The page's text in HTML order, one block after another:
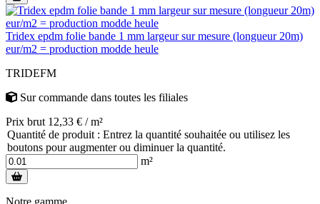
Tridex epdm folie bande 1 mm largeur sur mesure (longueur 20m)
eur/m2 = production modde heule
TRIDEFM
Sur commande dans toutes les filiales
Prix brut 12,33 € / m²
Quantité de produit : Entrez la quantité souhaitée ou utilisez les
boutons pour augmenter ou diminuer la quantité.
m²
Notre gamme